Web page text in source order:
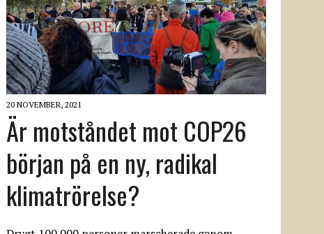
20 NOVEMBER, 2021
Är motståndet mot COP26
början på en ny, radikal
klimatrörelse?